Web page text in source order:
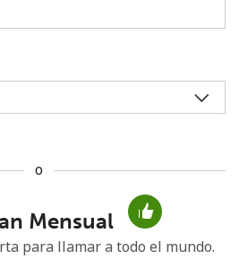
No se ha creado una contraseña
minúscula
o
Mensual
para llamar a todo el mundo.